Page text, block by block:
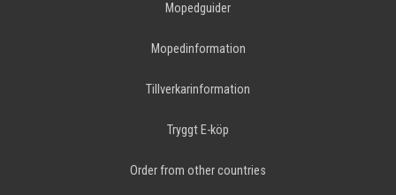
Mopedguider
Mopedinformation
Tillverkarinformation
Tryggt E-köp
Order from other countries